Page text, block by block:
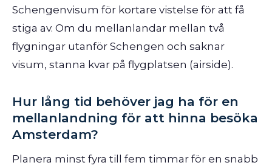
Schengenvisum för kortare vistelse för att få
stiga av. Om du mellanlandar mellan två
flygningar utanför Schengen och saknar
visum, stanna kvar på flygplatsen (airside).
Hur lång tid behöver jag ha för en
mellanlandning för att hinna besöka
Amsterdam?
Planera minst fyra till fem timmar för en snabb